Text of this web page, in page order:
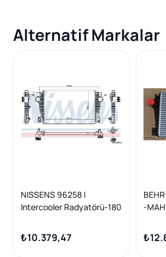
Alternatif Markalar
NISSENS 96258 |
Intercooler Radyatörü-180
Csha
₺10.379,47
-